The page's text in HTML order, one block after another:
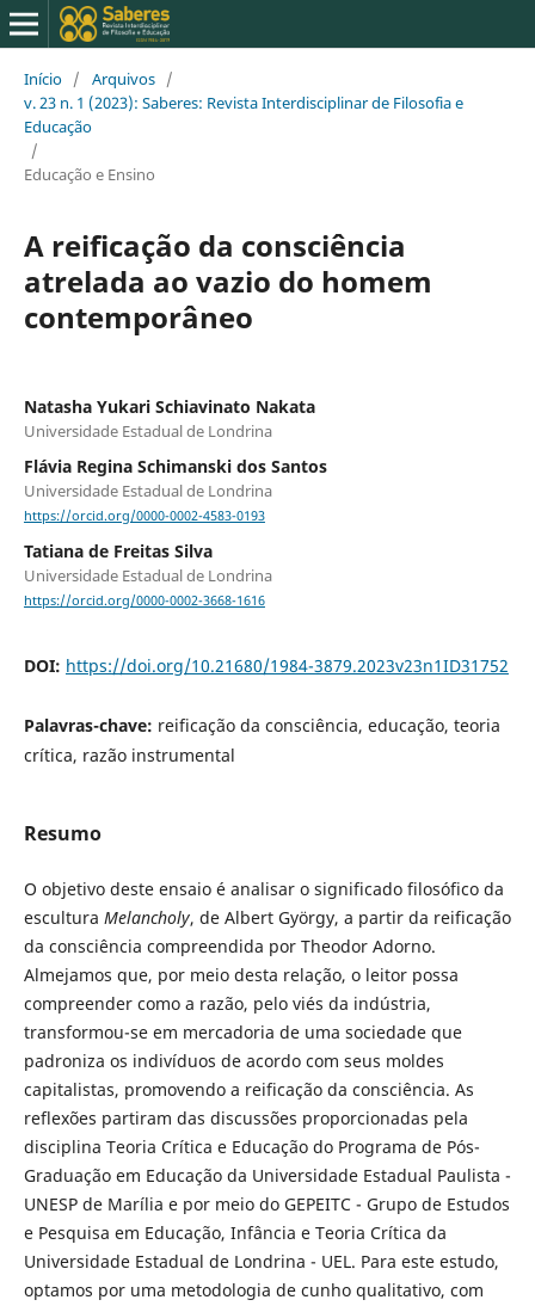
Início / Arquivos /
v. 23 n. 1 (2023): Saberes: Revista Interdisciplinar de Filosofia e
Educação
/
Educação e Ensino
A reificação da consciência
atrelada ao vazio do homem
contemporâneo
Natasha Yukari Schiavinato Nakata
Universidade Estadual de Londrina
Flávia Regina Schimanski dos Santos
Universidade Estadual de Londrina
https://orcid.org/0000-0002-4583-0193
Tatiana de Freitas Silva
Universidade Estadual de Londrina
https://orcid.org/0000-0002-3668-1616
DOI: https://doi.org/10.21680/1984-3879.2023v23n1ID31752
Palavras-chave: reificação da consciência, educação, teoria
crítica, razão instrumental
Resumo
O objetivo deste ensaio é analisar o significado filosófico da
escultura Melancholy, de Albert György, a partir da reificação
da consciência compreendida por Theodor Adorno.
Almejamos que, por meio desta relação, o leitor possa
compreender como a razão, pelo viés da indústria,
transformou-se em mercadoria de uma sociedade que
padroniza os indivíduos de acordo com seus moldes
capitalistas, promovendo a reificação da consciência. As
reflexões partiram das discussões proporcionadas pela
disciplina Teoria Crítica e Educação do Programa de Pós-
Graduação em Educação da Universidade Estadual Paulista -
UNESP de Marília e por meio do GEPEITC - Grupo de Estudos
e Pesquisa em Educação, Infância e Teoria Crítica da
Universidade Estadual de Londrina - UEL. Para este estudo,
optamos por uma metodologia de cunho qualitativo, com